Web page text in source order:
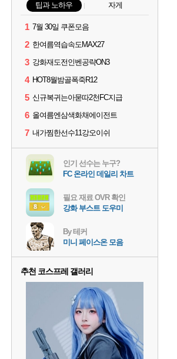
팁과 노하우 자게
1 7월 30일 쿠폰모음
2 한여름역습속도MAX27
3 강화재도전인벤공략ON3
4 HOT8월밤골폭죽R12
5 신규복귀는아묻따2천FC지급
6 올여름엔삼색화채에이전트
7 내가찜한선수11강오이쉬
인기 선수는 누구?
FC 온라인 데일리 차트
필요 재료 OVR 확인
강화 부스트 도우미
By 테커
미니 페이스온 모음
추천 코스프레 갤러리